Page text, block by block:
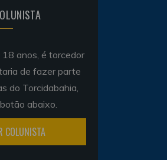
anos, é torcedor
de fazer parte
do Torcidabahia,
abaixo.
COLUNISTA